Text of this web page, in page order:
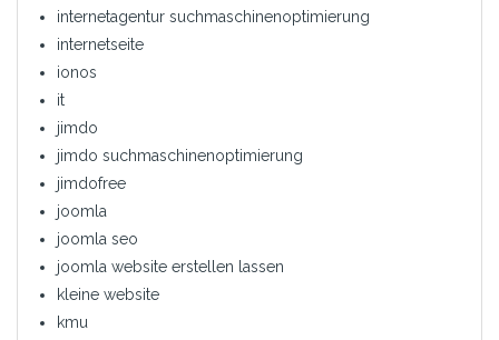
internetagentur suchmaschinenoptimierung
internetseite
ionos
it
jimdo
jimdo suchmaschinenoptimierung
jimdofree
joomla
joomla seo
joomla website erstellen lassen
kleine website
kmu